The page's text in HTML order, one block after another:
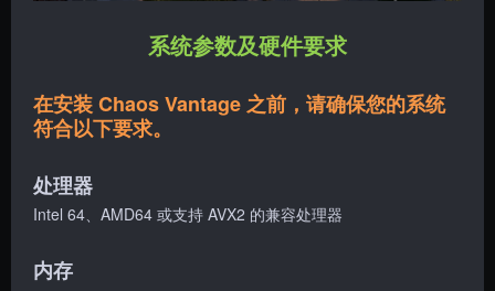
系统参数及硬件要求
在安装 Chaos Vantage 之前，请确保您的系统
符合以下要求。
处理器
Intel 64、AMD64 或支持 AVX2 的兼容处理器
内存